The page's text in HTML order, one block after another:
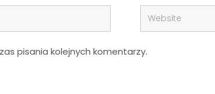
pisania kolejnych komentarzy.